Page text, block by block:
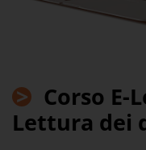
> Corso E-
Lettura dei